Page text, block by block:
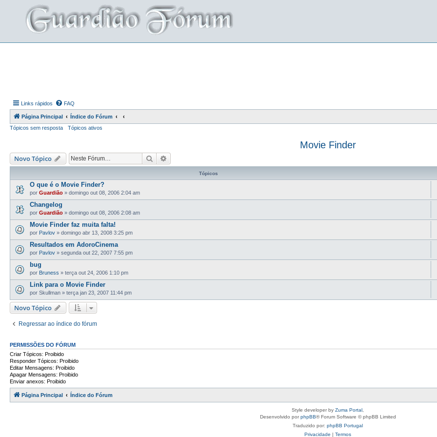
Links rápidos FAQ
Página Principal
Índice do Fórum
Tópicos sem resposta
Tópicos ativos
Movie Finder
Novo Tópico Pesquisar
Tópicos
O que é o Movie Finder?
por Guardião » domingo out 08, 2006 2:04 am
Changelog
por Guardião » domingo out 08, 2006 2:08 am
Movie Finder faz muita falta!
por Pavlov » domingo abr 13, 2008 3:25 pm
Resultados em AdoroCinema
por Pavlov » segunda out 22, 2007 7:55 pm
bug
por Bruness » terça out 24, 2006 1:10 pm
Link para o Movie Finder
por Skullman » terça jan 23, 2007 11:44 pm
Novo Tópico
Regressar ao índice do fórum
PERMISSÕES DO FÓRUM
Criar Tópicos: Proibido
Responder Tópicos: Proibido
Editar Mensagens: Proibido
Apagar Mensagens: Proibido
Enviar anexos: Proibido
Página Principal Índice do Fórum
Style developer by Zuma Portal
Desenvolvido porphpBB® Forum Software © phpBB Limited
Traduzido por: phpBB Portugal
Privacidade | Termos